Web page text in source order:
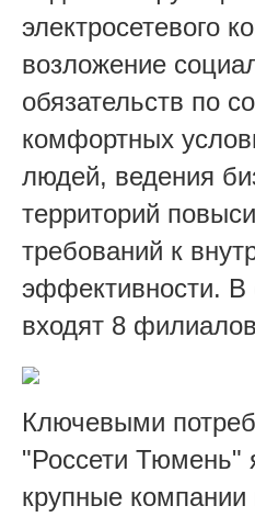
электросетевого
возложение
обязательств по
комфортных
людей, ведения
территорий
требований к
эффективности. В
входят 8
Ключевыми
"Россети Тюмень"
крупные компании